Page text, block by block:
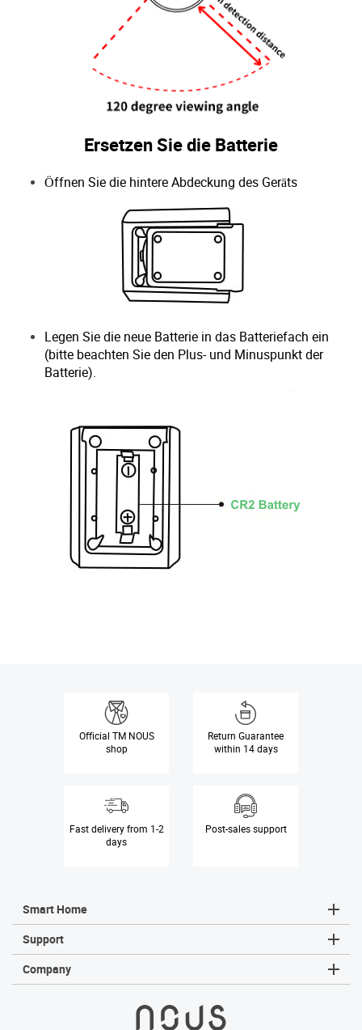
Ersetzen Sie die Batterie
Öffnen Sie die hintere Abdeckung des Geräts
Legen Sie die neue Batterie in das Batteriefach ein
(bitte beachten Sie den Plus- und Minuspunkt der
Batterie).
Official TM NOUS
shop
Return Guarantee
within 14 days
Fast deliveryfrom 1-2
days
Post-salessupport
Smart Home
Support
Company